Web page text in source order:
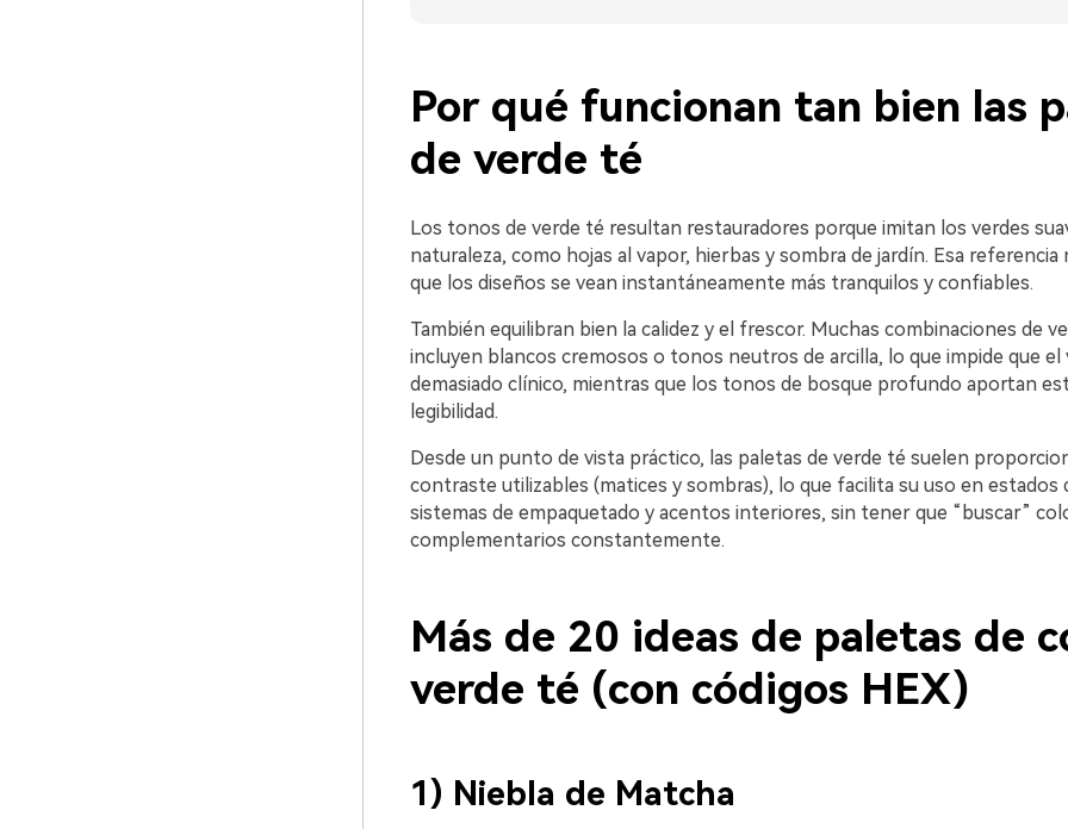
Por qué funcionan tan bien las
de verde té
Los tonos de verde té resultan restauradores porque imitan los verdes
naturaleza, como hojas al vapor, hierbas y sombra de jardín. Esa referencia
que los diseños se vean instantáneamente más tranquilos y confiables.
También equilibran bien la calidez y el frescor. Muchas combinaciones de
incluyen blancos cremosos o tonos neutros de arcilla, lo que impide que el
demasiado clínico, mientras que los tonos de bosque profundo aportan
legibilidad.
Desde un punto de vista práctico, las paletas de verde té suelen
contraste utilizables (matices y sombras), lo que facilita su uso en estados
sistemas de empaquetado y acentos interiores, sin tener que “buscar”
complementarios constantemente.
Más de 20 ideas de paletas de
verde té (con códigos HEX)
1) Niebla de Matcha